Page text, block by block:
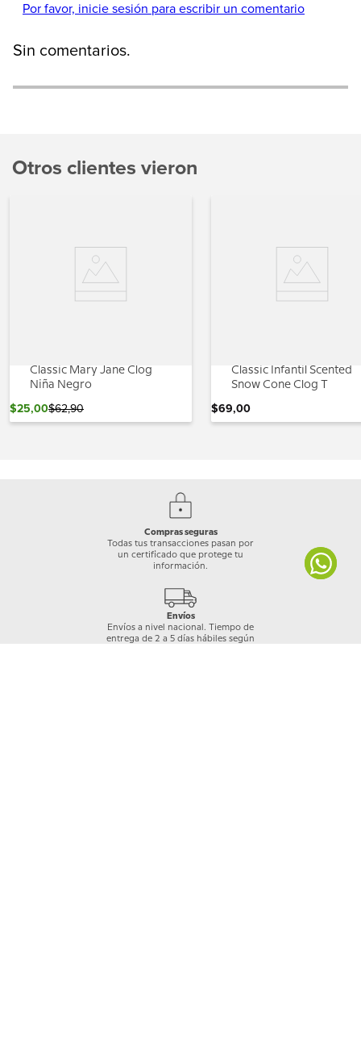
Por favor, inicie sesión para escribir un comentario
Sin comentarios.
Otros clientes vieron
Classic Mary Jane Clog
Niña Negro
$25,00$62,90
Classic Infantil Scented
Snow Cone Clog T
$69,00
Compras seguras
Todas tus transacciones pasan por
un certificado que protege tu
información.
Envíos
Envíos a nivel nacional. Tiempo de
entrega de 2 a 5 días hábiles según